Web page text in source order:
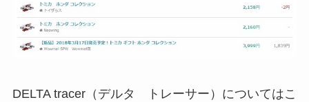
DELTA tracer（デルタ トレーサー）についてはこ